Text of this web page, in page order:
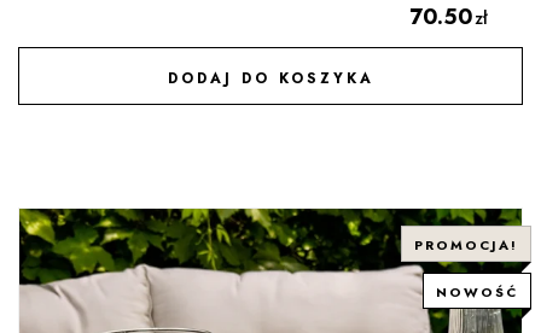
70.50zł
DODAJ DO KOSZYKA
DODAJ DO ULUBIONYCH
NOWOŚĆ
PROMOCJA!